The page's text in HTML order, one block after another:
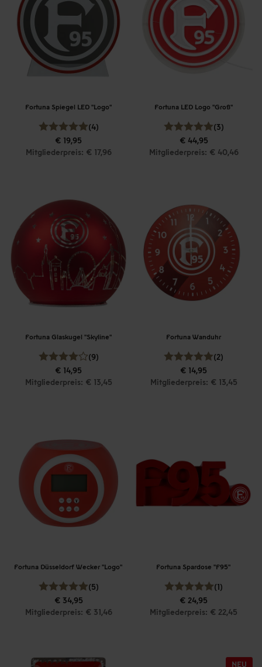
Fortuna Spiegel LED "Logo"
(4)
€ 19,95
Mitgliederpreis: € 17,96
Fortuna LED Logo "Groß"
(3)
€ 44,95
Mitgliederpreis: € 40,46
Fortuna Glaskugel "Skyline"
(9)
€ 14,95
Mitgliederpreis: € 13,45
Fortuna Wanduhr
(2)
€ 14,95
Mitgliederpreis: € 13,45
Fortuna Düsseldorf Wecker "Logo"
(5)
€ 34,95
Mitgliederpreis: € 31,46
Fortuna Spardose "F95"
(1)
€ 24,95
Mitgliederpreis: € 22,45